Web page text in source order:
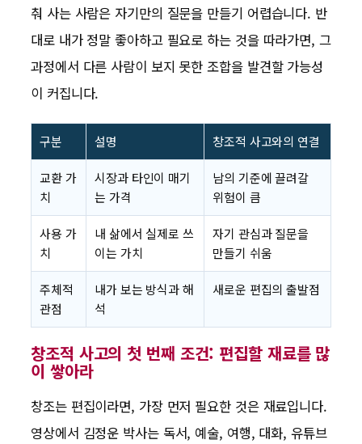
춰 사는 사람은 자기만의 질문을 만들기 어렵습니다. 반
대로 내가 정말 좋아하고 필요로 하는 것을 따라가면, 그
과정에서 다른 사람이 보지 못한 조합을 발견할 가능성
이 커집니다.
구분 설명 창조적 사고와의 연결
교환 가
치
시장과 타인이 매기
는 가격
남의 기준에 끌려갈
위험이 큼
사용 가
치
내 삶에서 실제로 쓰
이는 가치
자기 관심과 질문을
만들기 쉬움
주체적
관점
내가 보는 방식과 해
석
새로운 편집의 출발점
창조적 사고의 첫 번째 조건: 편집할 재료를 많
이 쌓아라
창조는 편집이라면, 가장 먼저 필요한 것은 재료입니다.
영상에서 김정운 박사는 독서, 예술, 여행, 대화, 유튜브